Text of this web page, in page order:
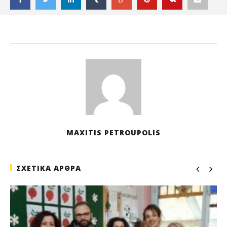
MAXITIS PETROUPOLIS
ΣΧΕΤΙΚΑ ΑΡΘΡΑ